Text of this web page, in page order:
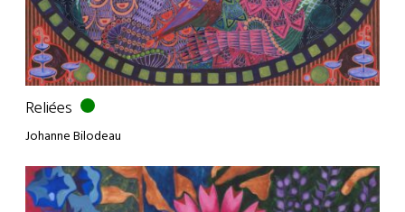
Reliées
Johanne Bilodeau